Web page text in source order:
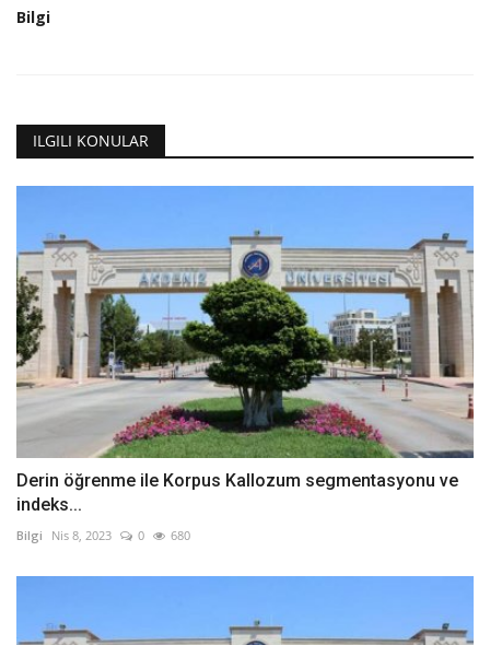
Bilgi
ILGILI KONULAR
Derin öğrenme ile Korpus Kallozum segmentasyonu ve
indeks...
Bilgi Nis 8, 2023 0 680